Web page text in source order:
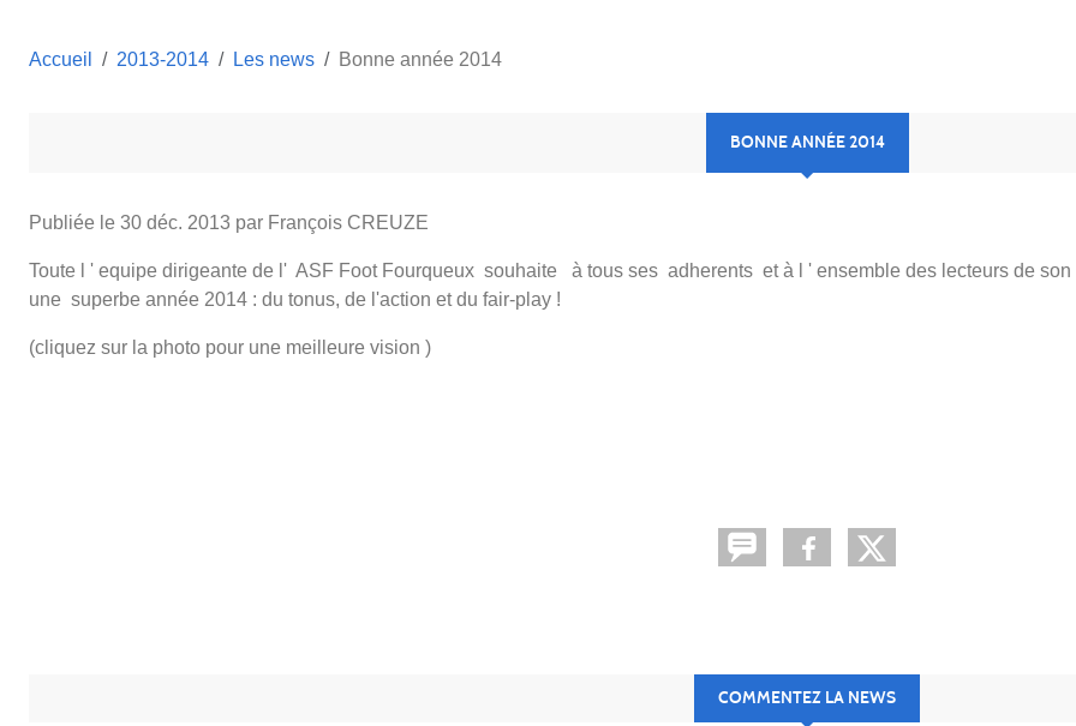
Accueil 2013-2014 Les news Bonne année 2014
BONNE ANNÉE 2014
Publiée le 30 déc. 2013 par François CREUZE
Toute l ' equipe dirigeante de l' ASF Foot Fourqueux souhaite à tous ses adherents et à l ' ensemble des lecteurs de son
une superbe année 2014 : du tonus, de l'action et du fair-play !
(cliquez sur la photo pour une meilleure vision )
COMMENTEZ LA NEWS